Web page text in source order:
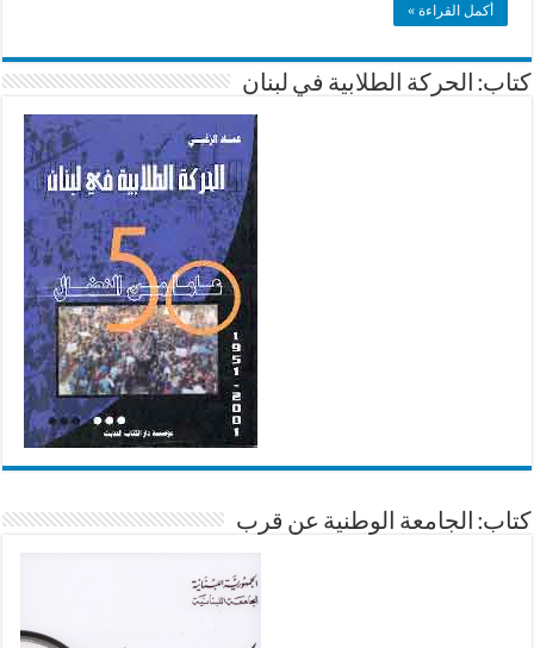
أكمل القراءة »
كتاب: الحركة الطلابية في لبنان
كتاب: الجامعة الوطنية عن قرب